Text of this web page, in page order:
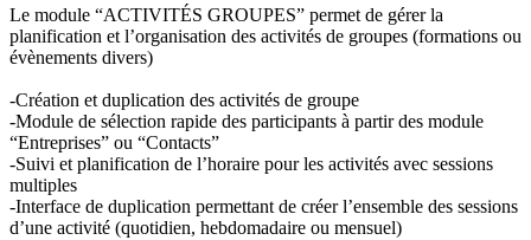
Le module “ACTIVITÉS GROUPES” permet de gérer la
planification et l’organisation des activités de groupes (formations ou
évènements divers)
-Création et duplication des activités de groupe
-Module de sélection rapide des participants à partir des module
“Entreprises” ou “Contacts”
-Suivi et planification de l’horaire pour les activités avec sessions
multiples
-Interface de duplication permettant de créer l’ensemble des sessions
d’une activité (quotidien, hebdomadaire ou mensuel)